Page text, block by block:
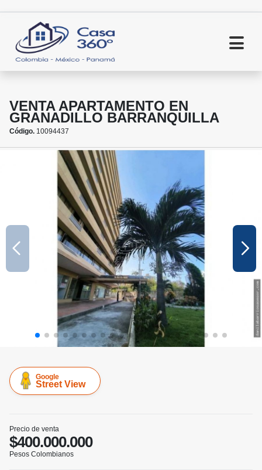
VENTA APARTAMENTO EN
GRANADILLO BARRANQUILLA
Código. 10094437
Google
Street View
Precio de venta
$400.000.000
Pesos Colombianos